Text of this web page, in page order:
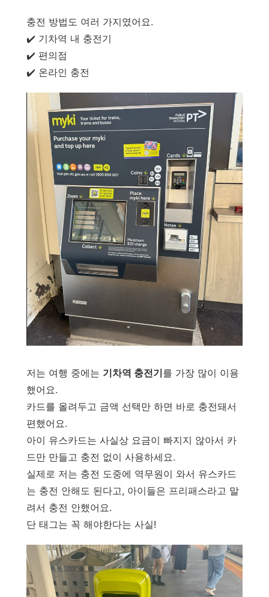
충전 방법도 여러 가지였어요.
✔️ 기차역 내 충전기
✔️ 편의점
✔️ 온라인 충전
저는 여행 중에는 기차역 충전기를 가장 많이 이용
했어요.
카드를 올려두고 금액 선택만 하면 바로 충전돼서
편했어요.
아이 유스카드는 사실상 요금이 빠지지 않아서 카
드만 만들고 충전 없이 사용하세요.
실제로 저는 충전 도중에 역무원이 와서 유스카드
는 충전 안해도 된다고, 아이들은 프리패스라고 말
려서 충전 안했어요.
단 태그는 꼭 해야한다는 사실!